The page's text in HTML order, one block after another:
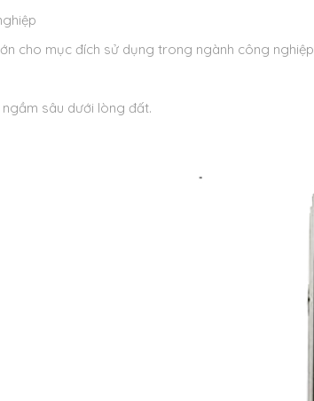
cho mục đích sử dụng trong ngành công nghiệp
sâu dưới lòng đất.